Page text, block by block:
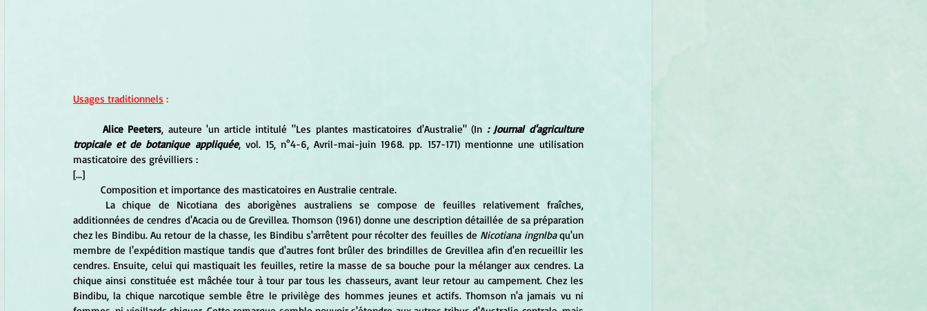
Usages traditionnels :
Alice Peeters, auteure 'un article intitulé "Les plantes masticatoires d'Australie" (In : Journal d'agriculture
tropicale et de botanique appliquée, vol. 15, n°4-6, Avril-mai-juin 1968. pp. 157-171) mentionne une utilisation
masticatoire des grévilliers :
[...]
	Composition et importance des masticatoires en Australie centrale.
additionnées de cendres d'Acacia ou de Grevillea. Thomson (1961) donne une description détaillée de sa préparation
chez les Bindibu. Au retour de la chasse, les Bindibu s'arrêtent pour récolter des feuilles de Nicotiana ingnlba qu'un
membre de l'expédition mastique tandis que d'autres font brûler des brindilles de Grevillea afin d'en recueillir les
cendres. Ensuite, celui qui mastiquait les feuilles, retire la masse de sa bouche pour la mélanger aux cendres. La
chique ainsi constituée est mâchée tour à tour par tous les chasseurs, avant leur retour au campement. Chez les
Bindibu, la chique narcotique semble être le privilège des hommes jeunes et actifs. Thomson n'a jamais vu ni